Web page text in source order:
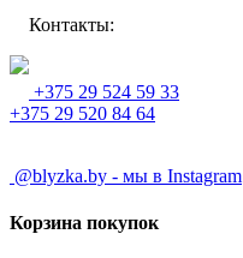
Контакты:
+375 29 524 59 33
+375 29 520 84 64
@blyzka.by - мы в Instagram
Корзина покупок